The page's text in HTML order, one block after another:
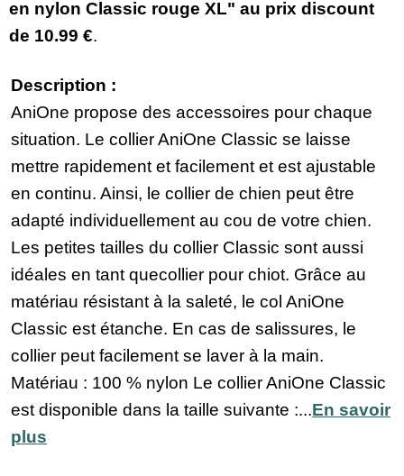
en nylon Classic rouge XL" au prix discount
de 10.99 €.
Description :
AniOne propose des accessoires pour chaque
situation. Le collier AniOne Classic se laisse
mettre rapidement et facilement et est ajustable
en continu. Ainsi, le collier de chien peut être
adapté individuellement au cou de votre chien.
Les petites tailles du collier Classic sont aussi
idéales en tant quecollier pour chiot. Grâce au
matériau résistant à la saleté, le col AniOne
Classic est étanche. En cas de salissures, le
collier peut facilement se laver à la main.
Matériau : 100 % nylon Le collier AniOne Classic
est disponible dans la taille suivante :...En savoir
plus